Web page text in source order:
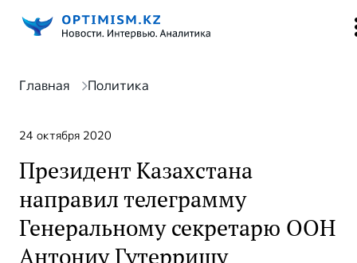
Главная Политика
24 октября 2020
Президент Казахстана
направил телеграмму
Генеральному секретарю ООН
Антониу Гутерришу